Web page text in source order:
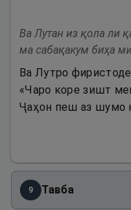
Ва Лутан из қола ли
ма сабақакум биҳа
Ва Лутро
«Чаро коре зишт
Ҷаҳон пеш аз шумо
9 Тавба